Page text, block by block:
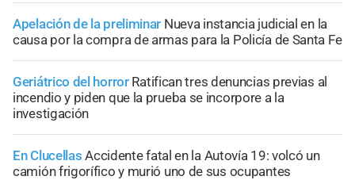
Apelación de la preliminar Nueva instancia judicial en la
causa por la compra de armas para la Policía de Santa Fe
Geriátrico del horror Ratifican tres denuncias previas al
incendio y piden que la prueba se incorpore a la
investigación
En Clucellas Accidente fatal en la Autovía 19: volcó un
camión frigorífico y murió uno de sus ocupantes